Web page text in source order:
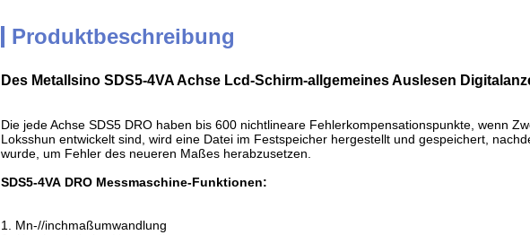
Produktbeschreibung
Des Metallsino SDS5-4VA Achse Lcd-Schirm-allgemeines Auslesen
Die jede Achse SDS5 DRO haben bis 600 nichtlineare Fehlerkompensationspunkte, wenn
Loksshun entwickelt sind, wird eine Datei im Festspeicher hergestellt und gespeichert,
wurde, um Fehler des neueren Maßes herabzusetzen.
SDS5-4VA DRO Messmaschine-Funktionen:
1. Mn-//inchmaßumwandlung